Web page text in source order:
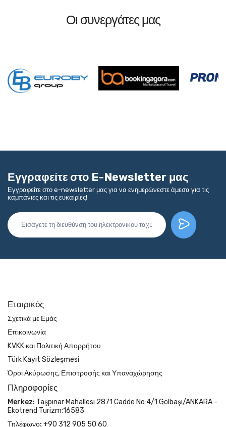
Οι συνεργάτες μας
Εγγραφείτε στο E-Newsletter μας
Εγγραφείτε στο e-newsletter μας για να ενημερώνεστε άμεσα για τις
καμπάνιες και τις ευκαιρίες!
Εταιρικός
Σχετικά με Εμάς
Επικοινωνία
KVKK και Πολιτική Απορρήτου
Türk Kayıt Sözleşmesi
Όροι Ακύρωσης, Επιστροφής και Υπαναχώρησης
Πληροφορίες
Merkez: Taşpınar Mahallesi 2871 Cadde No:4/1 Gölbaşı/ANKARA -
Ekotrend Turizm:16583
Τηλέφωνο: +90 312 905 50 60